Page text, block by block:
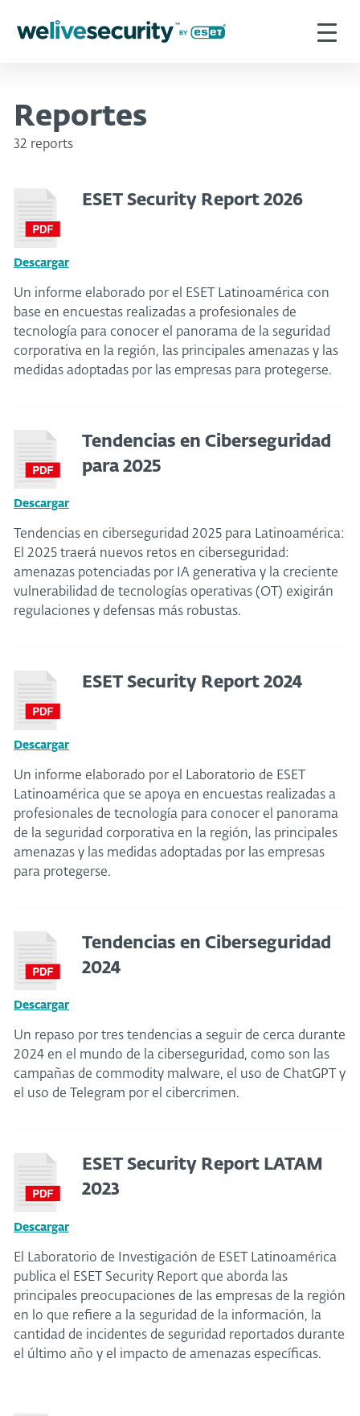
Reportes
32 reports
Descargar
ESET Security Report 2026
Un informe elaborado por el ESET Latinoamérica con
base en encuestas realizadas a profesionales de
tecnología para conocer el panorama de la seguridad
corporativa en la región, las principales amenazas y las
medidas adoptadas por las empresas para protegerse.
Descargar
Tendencias en Ciberseguridad
para 2025
Tendencias en ciberseguridad 2025 para Latinoamérica:
El 2025 traerá nuevos retos en ciberseguridad:
amenazas potenciadas por IA generativa y la creciente
vulnerabilidad de tecnologías operativas (OT) exigirán
regulaciones y defensas más robustas.
Descargar
ESET Security Report 2024
Un informe elaborado por el Laboratorio de ESET
Latinoamérica que se apoya en encuestas realizadas a
profesionales de tecnología para conocer el panorama
de la seguridad corporativa en la región, las principales
amenazas y las medidas adoptadas por las empresas
para protegerse.
Descargar
Tendencias en Ciberseguridad
2024
Un repaso por tres tendencias a seguir de cerca durante
2024 en el mundo de la ciberseguridad, como son las
campañas de commodity malware, el uso de ChatGPT y
el uso de Telegram por el cibercrimen.
Descargar
ESET Security Report LATAM
2023
El Laboratorio de Investigación de ESET Latinoamérica
publica el ESET Security Report que aborda las
principales preocupaciones de las empresas de la región
en lo que refiere a la seguridad de la información, la
cantidad de incidentes de seguridad reportados durante
el último año y el impacto de amenazas específicas.